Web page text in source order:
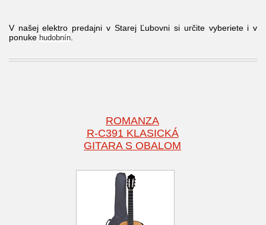
V našej elektro predajni v Starej Ľubovni si určite vyberiete i v
ponuke hudobnín.
ROMANZA
R-C391 KLASICKÁ
GITARA S OBALOM